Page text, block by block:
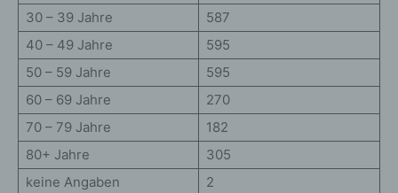
30 – 39 Jahre
587
40 – 49 Jahre
595
50 – 59 Jahre
595
60 – 69 Jahre
270
70 – 79 Jahre
182
80+ Jahre
305
keine Angaben
2